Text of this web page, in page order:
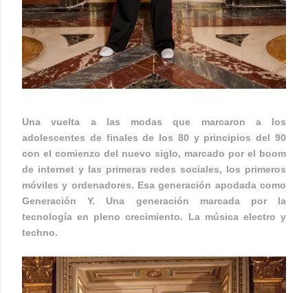
Una vuelta a las modas que marcaron a los
adolescentes de finales de los 80 y principios del 90
con el comienzo del nuevo siglo, marcado por el boom
de internet y las primeras redes sociales, los primeros
móviles y ordenadores. Esa generación apodada como
Generación Y. Una generación marcada por la
tecnología en pleno crecimiento. La música electro y
techno.